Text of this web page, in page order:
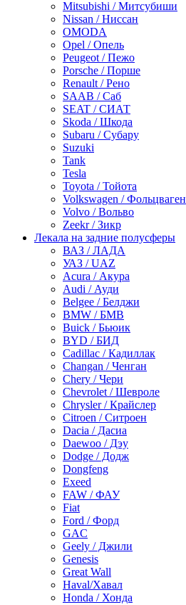
Mitsubishi / Митсубиши
Nissan / Ниссан
OMODA
Opel / Опель
Peugeot / Пежо
Porsche / Порше
Renault / Рено
SAAB / Саб
SEAT / СИАТ
Skoda / Шкода
Subaru / Субару
Suzuki
Tank
Tesla
Toyota / Тойота
Volkswagen / Фольцваген
Volvo / Вольво
Zeekr / Зикр
Лекала на задние полусферы
ВАЗ / ЛАДА
УАЗ / UAZ
Acura / Акура
Audi / Ауди
Belgee / Белджи
BMW / БМВ
Buick / Бьюик
BYD / БИД
Cadillac / Кадиллак
Changan / Ченган
Chery / Чери
Chevrolet / Шевроле
Chrysler / Крайслер
Citroen / Ситроен
Dacia / Дасиа
Daewoo / Дэу
Dodge / Додж
Dongfeng
Exeed
FAW / ФАУ
Fiat
Ford / Форд
GAC
Geely / Джили
Genesis
Great Wall
Haval/Хавал
Honda / Хонда